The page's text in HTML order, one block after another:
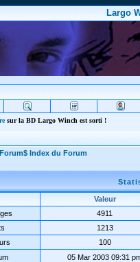
Largo
sur la BD Largo Winch est sorti !
Index du Forum
Valeur
4911
1213
100
05 Mar 2003 09:31